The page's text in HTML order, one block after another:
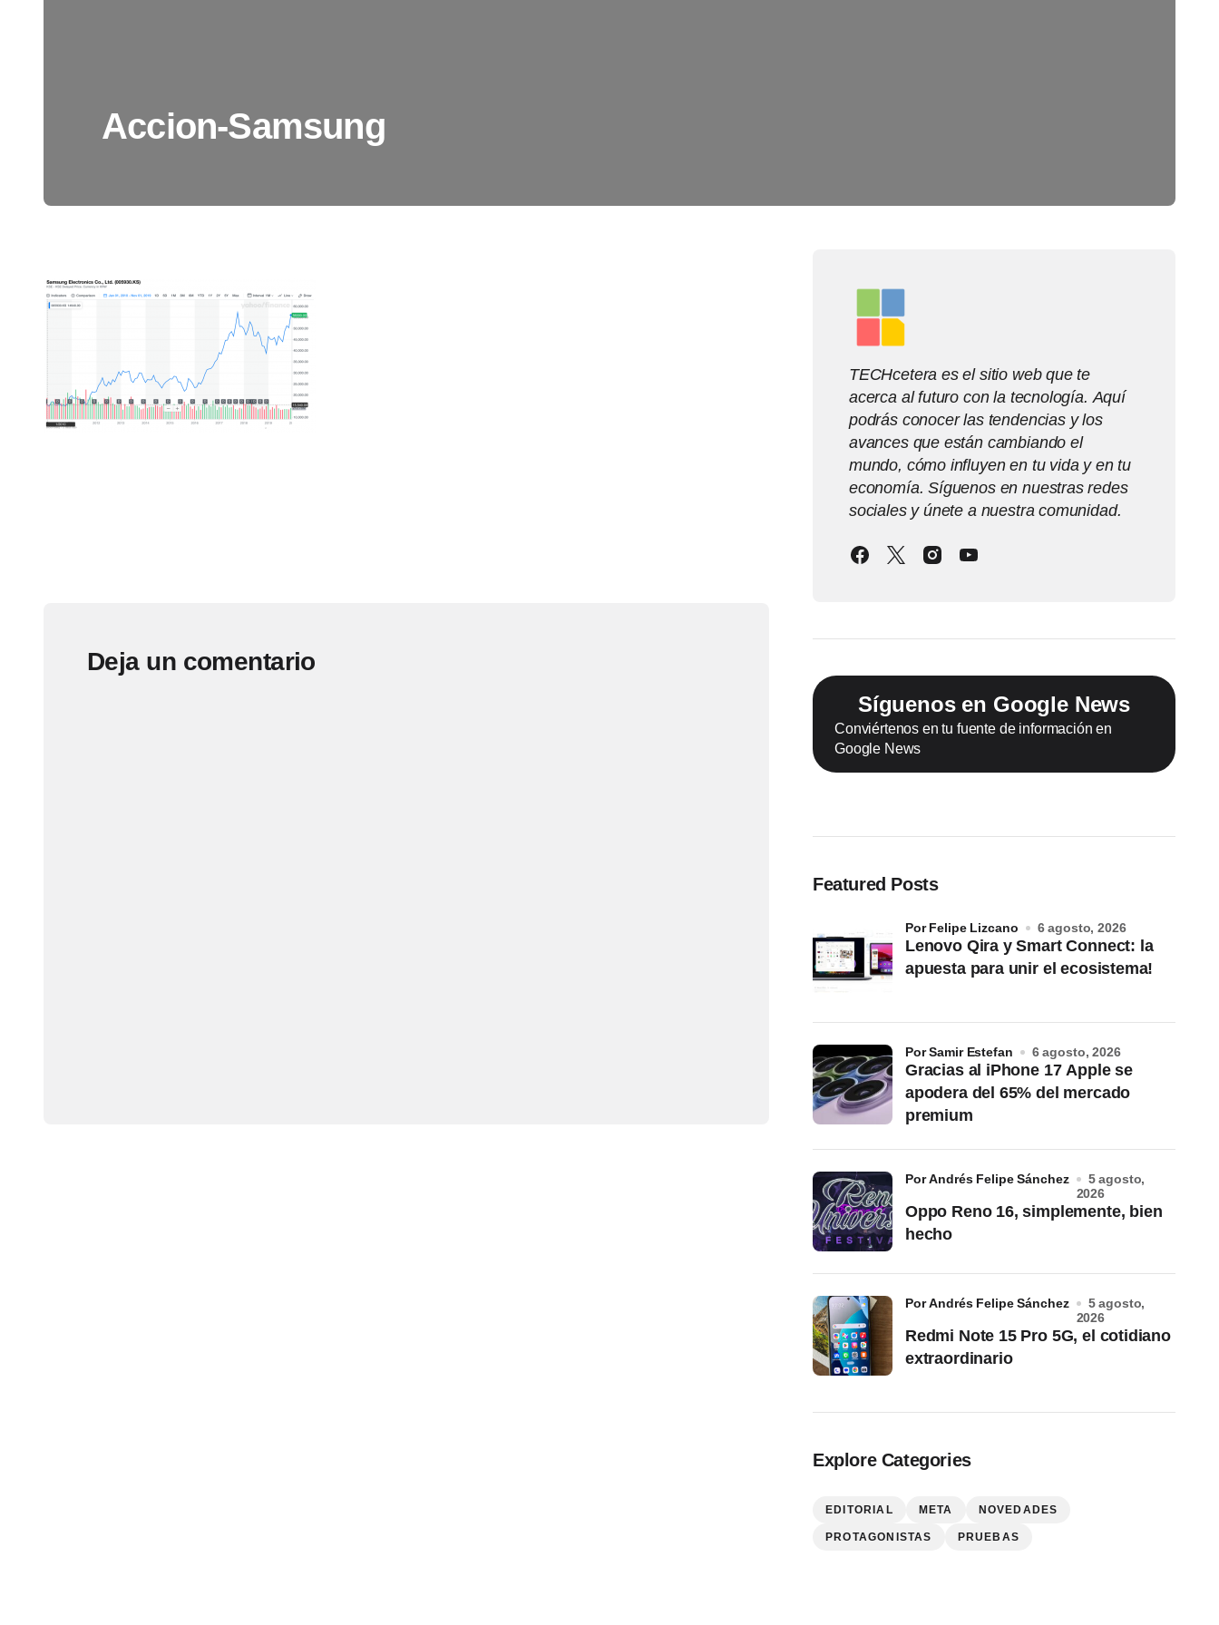
Accion-Samsung
Deja un comentario
TECHcetera es el sitio web que te
acerca al futuro con la tecnología. Aquí
podrás conocer las tendencias y los
avances que están cambiando el
mundo, cómo influyen en tu vida y en tu
economía. Síguenos en nuestras redes
sociales y únete a nuestra comunidad.
Síguenos en Google News
Conviértenos en tu fuente de información en
Google News
Featured Posts
Lenovo Qira y Smart Connect: la
apuesta para unir el ecosistema!
por Felipe Lizcano 6 agosto, 2026
Gracias al iPhone 17 Apple se
apodera del 65% del mercado
premium
por Samir Estefan 6 agosto, 2026
Oppo Reno 16, simplemente, bien
hecho
por Andrés Felipe Sánchez
5 agosto,
2026
Redmi Note 15 Pro 5G, el cotidiano
extraordinario
por Andrés Felipe Sánchez
5 agosto,
2026
Explore Categories
EDITORIAL META NOVEDADES
PROTAGONISTAS PRUEBAS